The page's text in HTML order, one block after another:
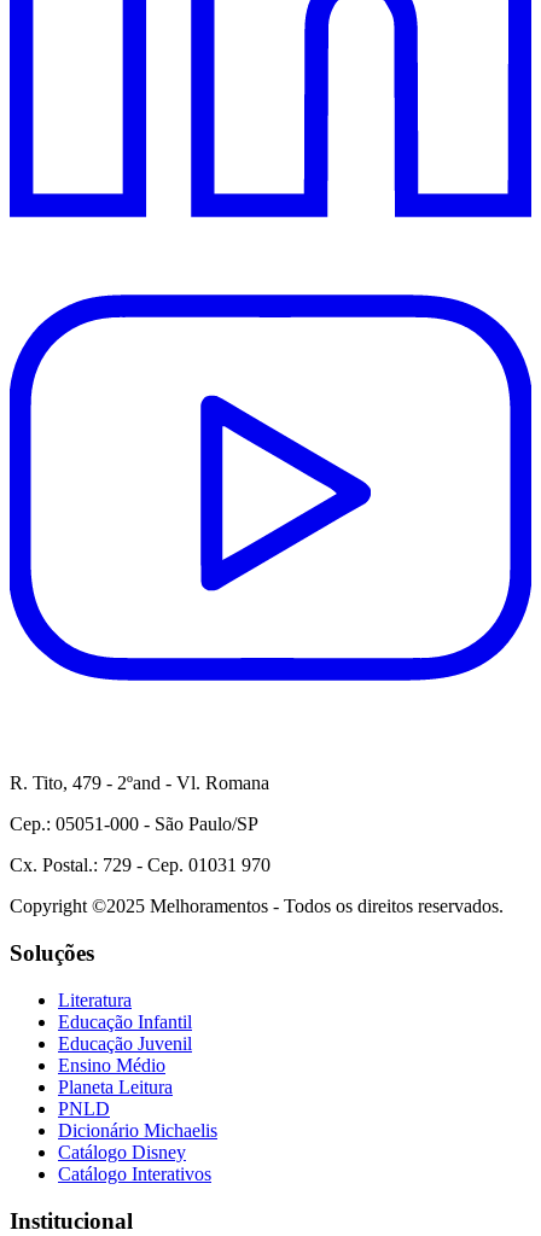
R. Tito, 479 - 2ºand - Vl. Romana
Cep.: 05051-000 - São Paulo/SP
Cx. Postal.: 729 - Cep. 01031 970
Copyright ©2025 Melhoramentos - Todos os direitos reservados.
Soluções
Literatura
Educação Infantil
Educação Juvenil
Ensino Médio
Planeta Leitura
PNLD
Dicionário Michaelis
Catálogo Disney
Catálogo Interativos
Institucional